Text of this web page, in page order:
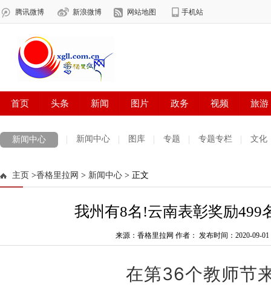
新闻中心 新闻中心 图库 专题 专题专栏 文化
法治迪庆
主页 >香格里拉网 > 新闻中心 > 正文
我州有8名!云南表彰奖励499
来源：香格里拉网 作者： 发布时间：2020-09-01
在第36个教师节